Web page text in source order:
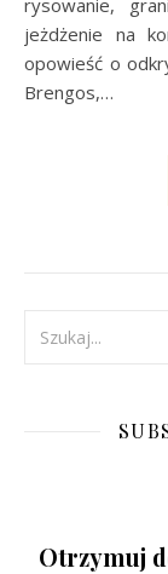
rysowanie,
jeżdżenie na
opowieść o
Brengos,…
Otrzymuj